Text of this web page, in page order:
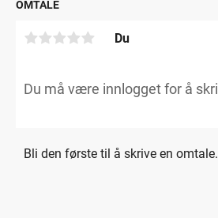
OMTALE
Du
Bli den første til å skrive en omtale.